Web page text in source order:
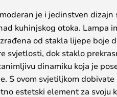
moderan je i jedinstven dizajn
kuhinjskog otoka. Lampa
od stakla lijepe boje
svjetlosti, dok staklo
dinamiku koja je
S ovom svjetiljkom dobivate
estetski element za svoju